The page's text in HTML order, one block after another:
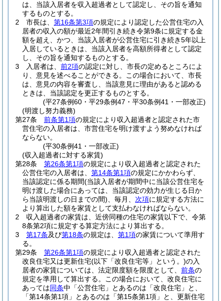
は、当該入居者を収入超過者として認定し、その旨を通知
するものとする。
2
市長は、 第16条第3項の規定により認定した公営住宅の入
居者の収入の額が最近2年間引き続き令第9条に規定する金
額を超え、かつ、当該入居者が公営住宅に引き続き5年以上
入居しているときは、当該入居者を高額所得者として認定
し、その旨を通知するものとする。
3
入居者は、 前2項の認定に対し、市長の定めるところによ
り、意見を述べることができる。
この場合において、市長
は、意見の内容を審査し、当該意見に理由があると認める
ときは、当該認定を更正するものとする。
(平27条例60・平29条例47・平30条例41・一部改正)
(明渡し努力義務)
第27条
前条第1項の規定により収入超過者と認定された市
営住宅の入居者は、市営住宅を明け渡すよう努めなければ
ならない。
(平30条例41・一部改正)
(収入超過者に対する家賃)
第28条
第26条第1項の規定により収入超過者と認定された
公営住宅の入居者は、 第14条第1項の規定にかかわらず、
当該認定に係る期間(当該入居者が期間中に当該公営住宅を
明け渡した場合にあっては、当該認定の効力が生じる日か
ら当該明渡しの日までの間) 、毎月、 次項に規定する方法に
より算出した額を家賃として支払わなければならない。
2
収入超過者の家賃は、近傍同種の住宅の家賃以下で、令第
8条第2項に規定する算定方法により算出する。
3
第17条及び第18条の規定は、 第1項の家賃について準用す
る。
第29条
第26条第1項の規定により収入超過者と認定された
改良住宅又は更新住宅(以下「改良住宅等」という。)の入
居者の家賃については、法定限度額を限度として、 前条の
規定を準用して算出する。
この場合において、改良住宅に
あっては同条中「公営住宅」とあるのは「改良住宅」と、
「第14条第1項」とあるのは「第15条第1項」と、更新住宅